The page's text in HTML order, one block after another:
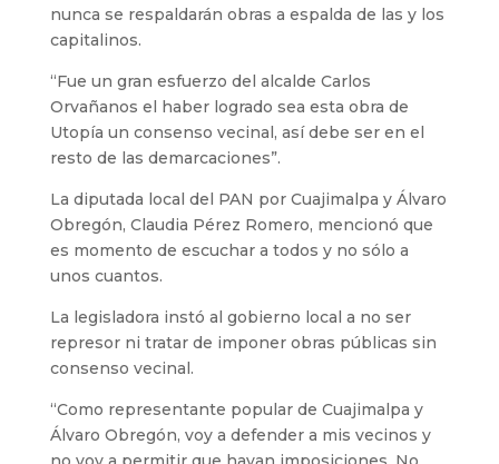
nunca se respaldarán obras a espalda de las y los
capitalinos.
“Fue un gran esfuerzo del alcalde Carlos
Orvañanos el haber logrado sea esta obra de
Utopía un consenso vecinal, así debe ser en el
resto de las demarcaciones”.
La diputada local del PAN por Cuajimalpa y Álvaro
Obregón, Claudia Pérez Romero, mencionó que
es momento de escuchar a todos y no sólo a
unos cuantos.
La legisladora instó al gobierno local a no ser
represor ni tratar de imponer obras públicas sin
consenso vecinal.
“Como representante popular de Cuajimalpa y
Álvaro Obregón, voy a defender a mis vecinos y